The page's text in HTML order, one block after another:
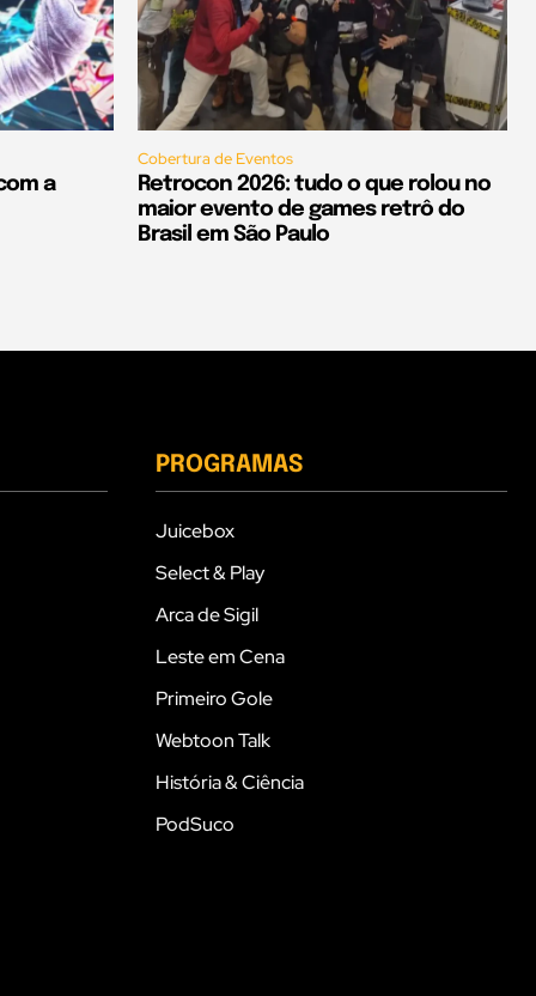
a
Cobertura de Eventos
Retrocon 2026: tudo o que rolou no
maior evento de games retrô do
Brasil em São Paulo
PROGRAMAS
Juicebox
Select & Play
Arca de Sigil
Leste em Cena
Primeiro Gole
Webtoon Talk
História & Ciência
PodSuco